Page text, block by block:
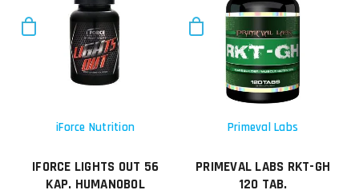
iForce Nutrition
IFORCE LIGHTS OUT 56
KAP. HUMANOBOL
Primeval Labs
PRIMEVAL LABS RKT-GH
120 TAB.